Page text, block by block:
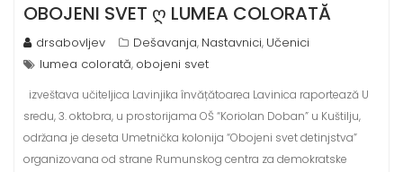
OBOJENI SVET Ღ LUMEA COLORATĂ
drsabovljev Dešavanja, Nastavnici, Učenici
lumea colorată, obojeni svet
izveštava učiteljica Lavinjika învățătoarea Lavinica raportează U
sredu, 3. oktobra, u prostorijama OŠ “Koriolan Doban” u Kuštilju,
održana je deseta Umetnička kolonija “Obojeni svet detinjstva”
organizovana od strane Rumunskog centra za demokratske